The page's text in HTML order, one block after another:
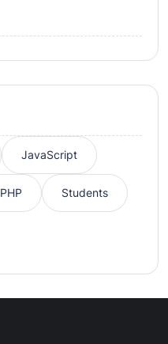
JavaScript
PHP Students